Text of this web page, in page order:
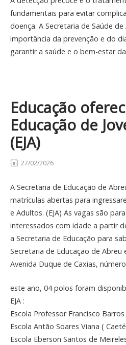
fundamentais para evitar
doença. A Secretaria de Saúde
importância da prevenção e do
garantir a saúde e o bem-estar
Educação
Educação de
(EJA)
27/02/2026
A Secretaria de Educação de
matrículas abertas para
e Adultos. (EJA) As vagas são
interessados com idade a partir
a Secretaria de Educação para
Secretaria de Educação de Abreu
Avenida Duque de Caxias,
este ano, 04 polos foram
EJA :
Escola Professor Francisco
Escola Antão Soares Viana (
Escola Eberson Santos de